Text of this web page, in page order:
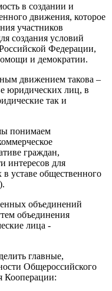
в создании и
движения, которое
участников
создания условий
Федерации,
и демократии.
движением такова –
юридических лиц, в
так и
понимаем
граждан,
интересов для
уставе общественного
объединений
объединения
лица -
главные,
Общероссийского
Кооперации: